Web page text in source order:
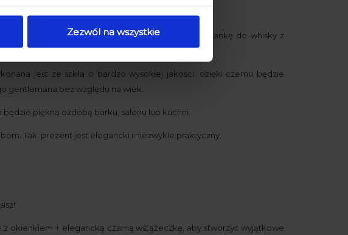
Zezwól na wszystkie
się w sprzedaży.
się solenizantowi podczas świętowania - szklankę do whisky z
jest ze szkła o bardzo wysokiej jakości, dzięki czemu będzie
gentlemana bez względu na wiek.
piękną ozdobą barku, salonu lub kuchni.
Taki prezent jest elegancki i niezwykle praktyczny.
okienkiem + elegancką czarną wstążeczkę, aby stworzyć wyjątkowe